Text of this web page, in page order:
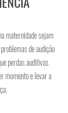
maternidade sejam
de audição
perdas auditivas
momento e levar a